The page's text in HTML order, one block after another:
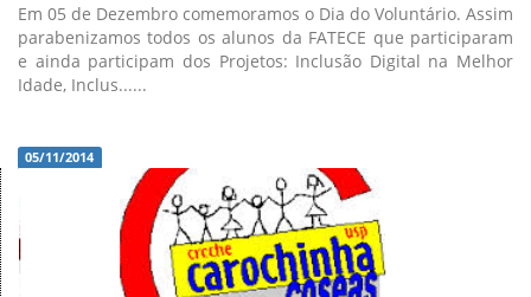
Em 05 de Dezembro comemoramos o Dia do Voluntário. Assim
parabenizamos todos os alunos da FATECE que participaram
e ainda participam dos Projetos: Inclusão Digital na Melhor
Idade, Inclus......
05/11/2014